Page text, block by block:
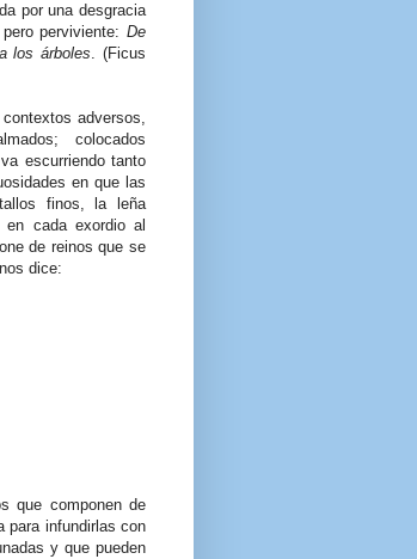
por una desgracia
perviviente: De
los árboles. (Ficus
adversos,
colocados
escurriendo tanto
en que las
finos, la leña
en cada exordio al
de reinos que se
dice:
que componen de
para infundirlas con
y que pueden